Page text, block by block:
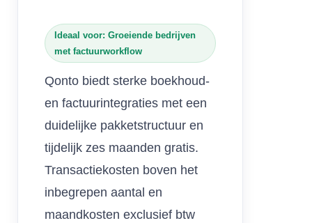
Ideaal voor: Groeiende bedrijven
met factuurworkflow
Qonto biedt sterke boekhoud-
en factuurintegraties met een
duidelijke pakketstructuur en
tijdelijk zes maanden gratis.
Transactiekosten boven het
inbegrepen aantal en
maandkosten exclusief btw